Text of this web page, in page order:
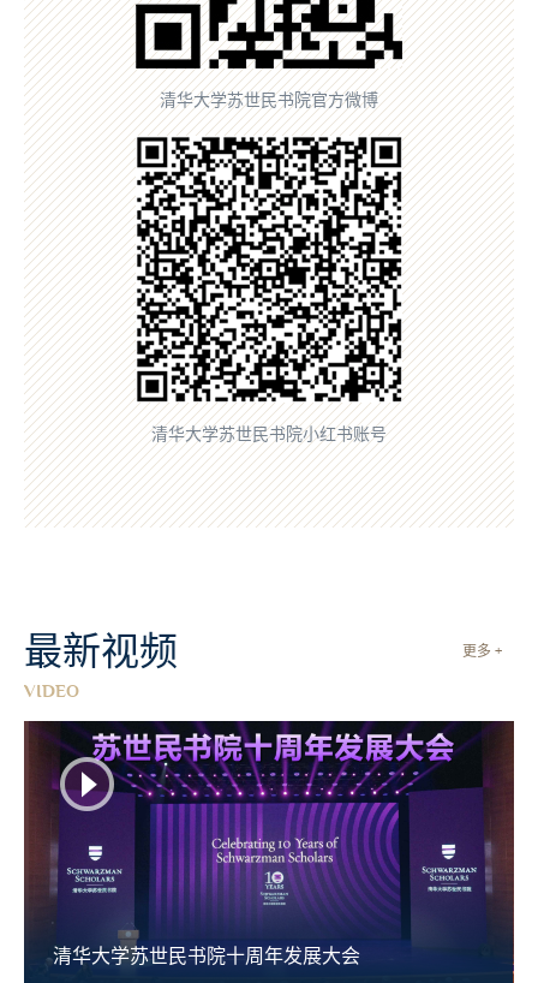
清华大学苏世民书院官方微博
清华大学苏世民书院小红书账号
更多 +
最新视频
VIDEO
清华大学苏世民书院十周年发展大会